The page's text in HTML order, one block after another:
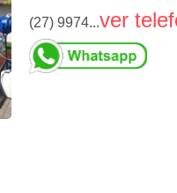
(27) 9974...ver